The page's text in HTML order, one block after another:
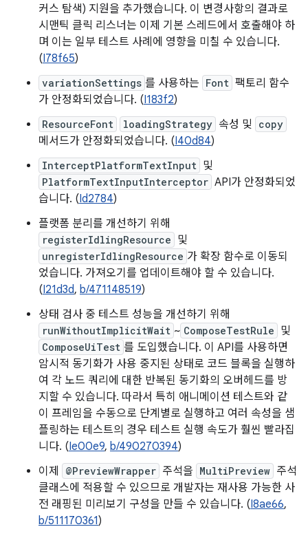
커스 탐색) 지원을 추가했습니다. 이 변경사항의 결과로
시맨틱 클릭 리스너는 이제 기본 스레드에서 호출해야 하
며 이는 일부 테스트 사례에 영향을 미칠 수 있습니다.
(I78f65)
variationSettings 를 사용하는 Font 팩토리 함수
가 안정화되었습니다. (I183f2)
ResourceFont loadingStrategy 속성 및 copy
메서드가 안정화되었습니다. (I40d84)
InterceptPlatformTextInput 및
PlatformTextInputInterceptor API가 안정화되었
습니다. (Id2784)
플랫폼 분리를 개선하기 위해
registerIdlingResource 및
unregisterIdlingResource 가 확장 함수로 이동되
었습니다. 가져오기를 업데이트해야 할 수 있습니다.
(I21d3d, b/471148519)
상태 검사 중 테스트 성능을 개선하기 위해
runWithoutImplicitWait ~ ComposeTestRule 및
ComposeUiTest 를 도입했습니다. 이 API를 사용하면
암시적 동기화가 사용 중지된 상태로 코드 블록을 실행하
여 각 노드 쿼리에 대한 반복된 동기화의 오버헤드를 방
지할 수 있습니다. 따라서 특히 애니메이션 테스트와 같
이 프레임을 수동으로 단계별로 실행하고 여러 속성을 샘
플링하는 테스트의 경우 테스트 실행 속도가 훨씬 빨라집
니다. (Ie00e9, b/490270394)
이제
@PreviewWrapper 주석을 MultiPreview 주석
클래스에 적용할 수 있으므로 개발자는 재사용 가능한 사
전 래핑된 미리보기 구성을 만들 수 있습니다. (I8ae66,
b/511170361)